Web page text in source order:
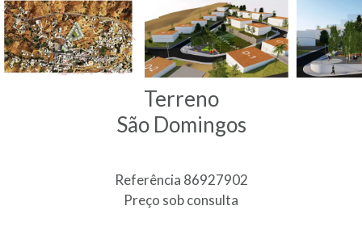
Terreno
São Domingos
Referência 86927902
Preço sob consulta